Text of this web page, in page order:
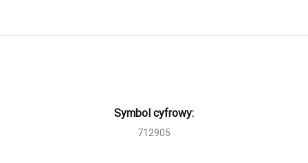
Symbol cyfrowy:
712905